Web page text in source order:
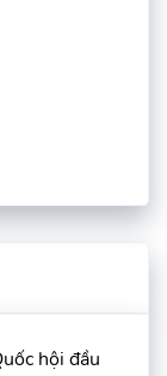
hội đầu